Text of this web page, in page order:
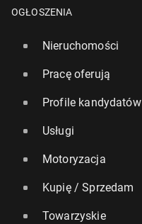
OGŁOSZENIA
Nieruchomości
Pracę oferują
Profile kandydatów
Usługi
Motoryzacja
Kupię / Sprzedam
Towarzyskie